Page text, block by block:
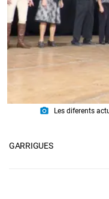
photo_camera Les diferents
GARRIGUES